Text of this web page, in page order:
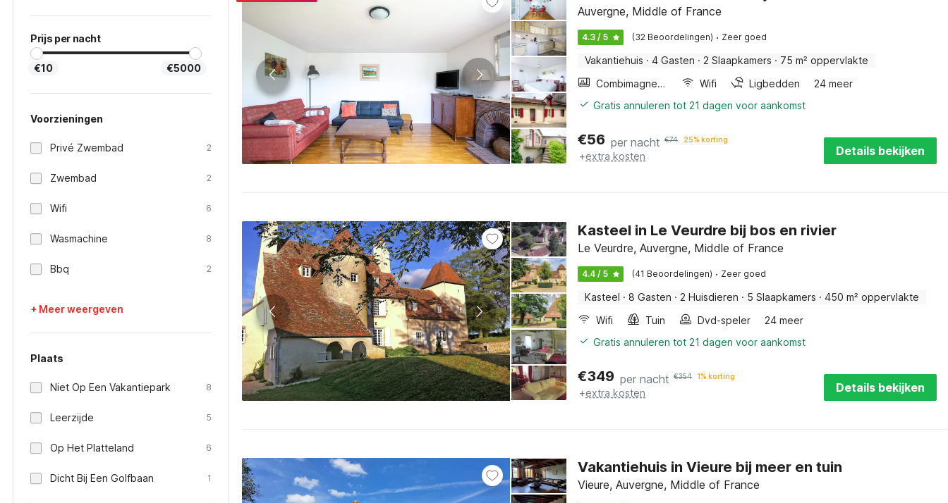
Prijs per nacht
€10 €5000
Voorzieningen
Privé Zwembad 2
Zwembad 2
Wifi 6
Wasmachine 8
Bbq 2
+ Meer weergeven
Plaats
Niet Op Een Vakantiepark 8
Leerzijde 5
Op Het Platteland 6
Dicht Bij Een Golfbaan 1
Auvergne, Middle of France
4.3 / 5 (32 Beoordelingen) · Zeer goed
Vakantiehuis · 4 Gasten · 2 Slaapkamers · 75 m² oppervlakte
Combimagnetron
Wifi Ligbedden
24 meer
Gratis annuleren tot 21 dagen voor aankomst
€56 per nacht €74 25% korting
+extra kosten Details bekijken
Kasteel in Le Veurdre bij bos en rivier
Le Veurdre, Auvergne, Middle of France
4.4 / 5 (41 Beoordelingen) · Zeer goed
Kasteel · 8 Gasten · 2 Huisdieren · 5 Slaapkamers · 450 m² oppervlakte
Wifi
Tuin Dvd-speler
24 meer
Gratis annuleren tot 21 dagen voor aankomst
€349 per nacht €354 1% korting
+extra kosten Details bekijken
Vakantiehuis in Vieure bij meer en tuin
Vieure, Auvergne, Middle of France